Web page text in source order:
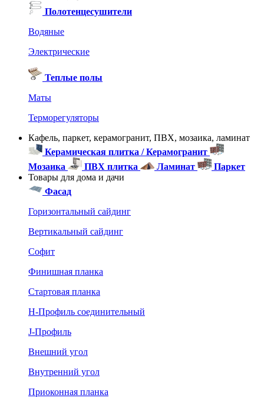
Полотенцесушители
Водяные
Электрические
Теплые полы
Маты
Терморегуляторы
Кафель, паркет, керамогранит, ПВХ, мозаика, ламинат
Керамическая плитка / Керамогранит
Мозаика
ПВХ плитка Ламинат
Паркет
Товары для дома и дачи
Фасад
Горизонтальный сайдинг
Вертикальный сайдинг
Софит
Финишная планка
Стартовая планка
Н-Профиль соединительный
J-Профиль
Внешний угол
Внутренний угол
Приоконная планка